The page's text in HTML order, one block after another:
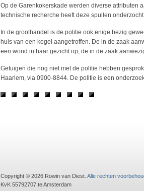
Op de Garenkokerskade werden diverse attributen
technische recherche heeft deze spullen
In de groothandel is de politie ook enige bezig
huls van een kogel aangetroffen. De in de zaak
een wond in haar gezicht op, de in de zaak
Getuigen die nog niet met de politie hebben
Haarlem, via 0900-8844. De politie is een
Copyright © 2026 Rowin van Diest. Alle rechten
KvK 55792707 te Amsterdam